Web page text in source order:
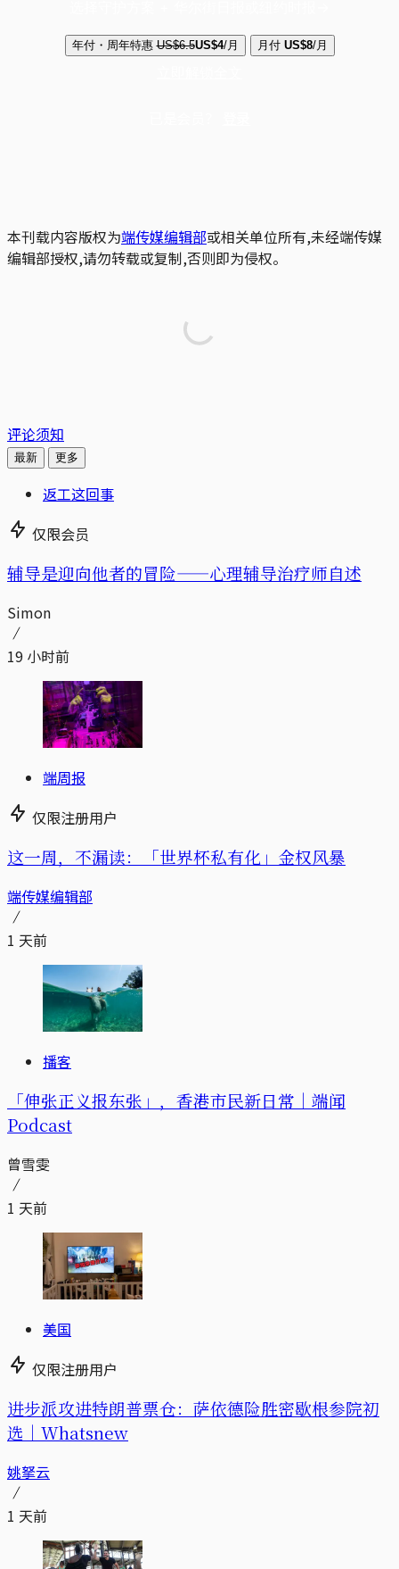
年付・周年特惠 US$6.5US$4/月 月付 US$8/月
本刊载内容版权为端传媒编辑部或相关单位所有,未经端传媒
编辑部授权,请勿转载或复制,否则即为侵权。
评论须知
最新 更多
返工这回事
仅限会员
辅导是迎向他者的冒险——心理辅导治疗师自述
Simon
19 小时前
端周报
仅限注册用户
这一周，不漏读：「世界杯私有化」金权风暴
端传媒编辑部
1 天前
播客
「伸张正义报东张」，香港市民新日常｜端闻
Podcast
曾雪雯
1 天前
美国
仅限注册用户
进步派攻进特朗普票仓：萨依德险胜密歇根参院初
选｜Whatsnew
姚拏云
1 天前